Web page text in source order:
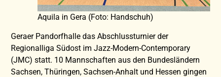
Aquila in Gera (Foto: Handschuh)
Geraer Pandorfhalle das Abschlussturnier der
Regionalliga Südost im Jazz-Modern-Contemporary
(JMC) statt. 10 Mannschaften aus den Bundesländern
Sachsen, Thüringen, Sachsen-Anhalt und Hessen gingen